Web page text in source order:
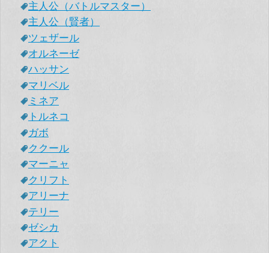
主人公（バトルマスター）
主人公（賢者）
ツェザール
オルネーゼ
ハッサン
マリベル
ミネア
トルネコ
ガボ
ククール
マーニャ
クリフト
アリーナ
テリー
ゼシカ
アクト